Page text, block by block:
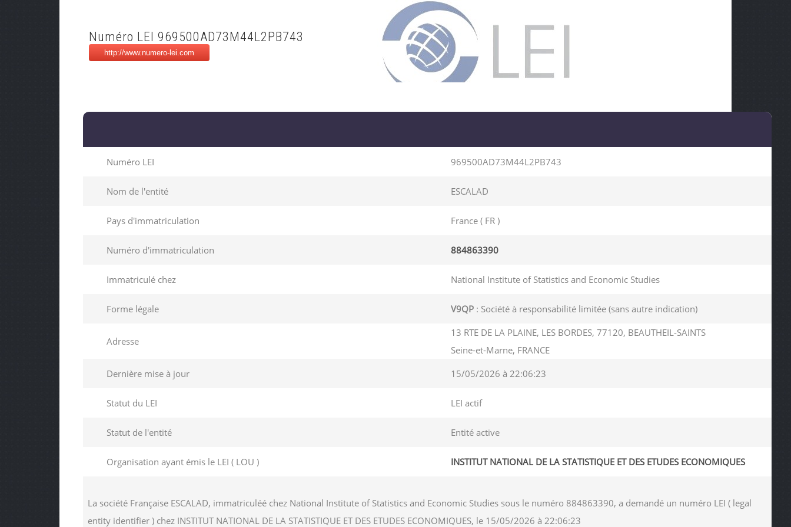
Numéro LEI 969500AD73M44L2PB743
Numéro LEI 969500AD73M44L2PB743
Nom de l'entité ESCALAD
Pays d'immatriculation France ( FR )
Numéro d'immatriculation 884863390
Immatriculé chez National Institute of Statistics and Economic Studies
Forme légale V9QP: Société à responsabilité limitée (sans autre indication)
Adresse
13 RTE DE LA PLAINE, LES BORDES, 77120, BEAUTHEIL-SAINTS
Seine-et-Marne, FRANCE
Dernière mise à jour
15/05/2026 à 22:06:23
Statut du LEI LEI actif
Statut de l'entité Entité active
Organisation ayant émis le LEI ( LOU ) INSTITUT NATIONAL DE LA STATISTIQUE ET DES ETUDES ECONOMIQUES
La société Française ESCALAD, immatriculéé chez National Institute of Statistics and Economic Studies sous le numéro 884863390, a demandé un numéro LEI ( legal
entity identifier ) chez INSTITUT NATIONAL DE LA STATISTIQUE ET DES ETUDES ECONOMIQUES, le 15/05/2026 à 22:06:23